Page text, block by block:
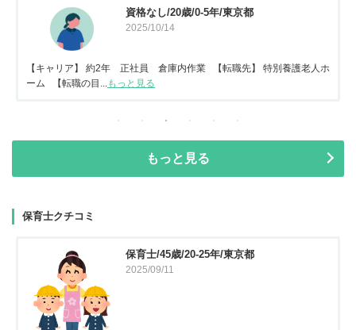
資格なし/20歳/0-5年/東京都
2025/10/14
【キャリア】 約2年 正社員 倉庫内作業 【転職先】 特別養護老人ホ
ーム 【転職の目...
もっと見る
もっと見る
保育士クチコミ
保育士/45歳/20-25年/東京都
2025/09/11